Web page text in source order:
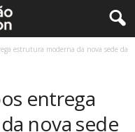
estrutura moderna da nova sede da
entrega
nova sede